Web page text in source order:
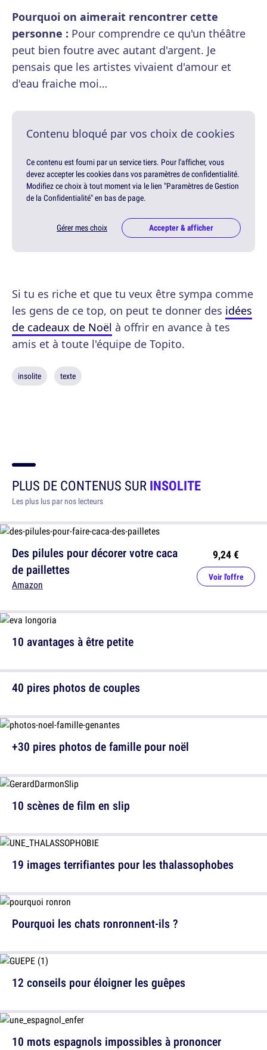
Pourquoi on aimerait rencontrer cette
personne : Pour comprendre ce qu'un théâtre
peut bien foutre avec autant d'argent. Je
pensais que les artistes vivaient d'amour et
d'eau fraiche moi…
Contenu bloqué par vos choix de cookies
Ce contenu est fourni par un service tiers. Pour l'afficher, vous
devez accepter les cookies dans vos paramètres de confidentialité.
Modifiez ce choix à tout moment via le lien "Paramètres de Gestion
de la Confidentialité" en bas de page.
Gérer mes choix Accepter & afficher
Si tu es riche et que tu veux être sympa comme
les gens de ce top, on peut te donner des idées
de cadeaux de Noël à offrir en avance à tes
amis et à toute l'équipe de Topito.
insolite texte
PLUS DE CONTENUS SURINSOLITE
Les plus lus par nos lecteurs
Des pilules pour décorer votre caca
de paillettes
Amazon
9,24 €
Voir l'offre
40 pires photos de couples
10 scènes de film en slip
Pourquoi les chats ronronnent-ils ?
10 mots espagnols impossibles à prononcer
10 avantages à être petite
+30 pires photos de famille pour noël
19 images terrifiantes pour les thalassophobes
12 conseils pour éloigner les guêpes